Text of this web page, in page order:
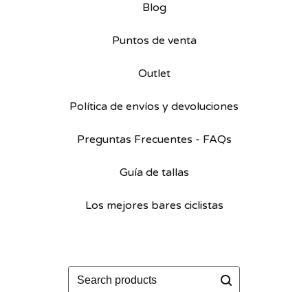
Blog
Puntos de venta
Outlet
Política de envíos y devoluciones
Preguntas Frecuentes - FAQs
Guía de tallas
Los mejores bares ciclistas
Buscar